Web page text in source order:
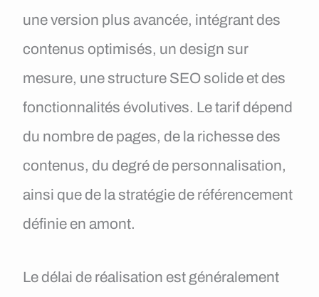
une version plus avancée, intégrant des
contenus optimisés, un design sur
mesure, une structure SEO solide et des
fonctionnalités évolutives. Le tarif dépend
du nombre de pages, de la richesse des
contenus, du degré de personnalisation,
ainsi que de la stratégie de référencement
définie en amont.
Le délai de réalisation est généralement